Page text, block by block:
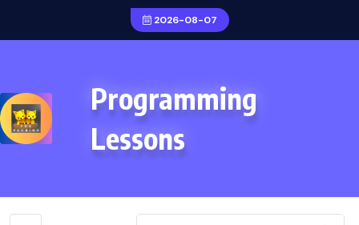
2026-08-07
Programming
Lessons